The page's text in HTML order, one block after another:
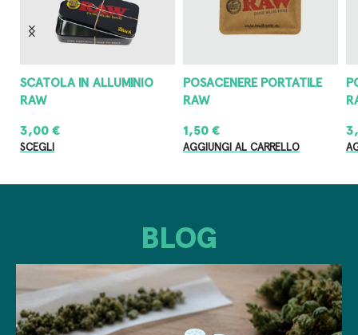
POSACENERE PORTATILE
RAW
1,50€
AGGIUNGI AL CARRELLO
POSACENERE IN METALLO
RAW
3,00€
AGGIUNGI AL CARRELLO
BLOG